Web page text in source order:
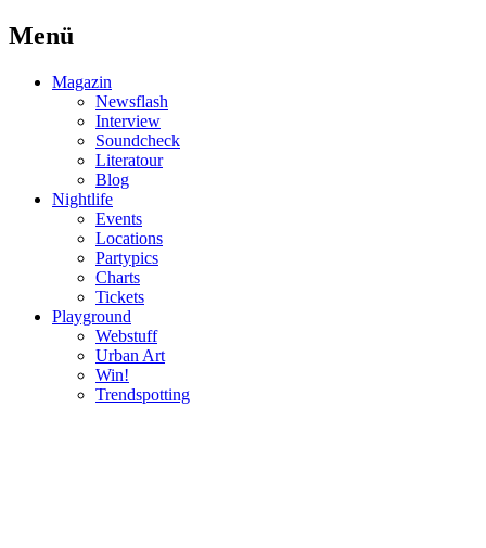
Menü
Magazin
Newsflash
Interview
Soundcheck
Literatour
Blog
Nightlife
Events
Locations
Partypics
Charts
Tickets
Playground
Webstuff
Urban Art
Win!
Trendspotting